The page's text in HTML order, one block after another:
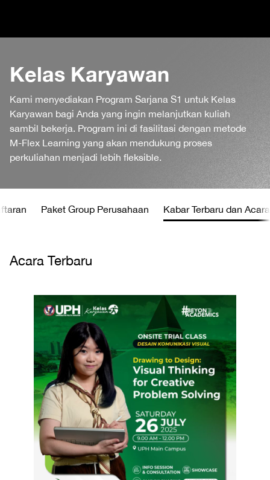
Kelas Karyawan
Kami menyediakan Program Sarjana S1 untuk Kelas
Karyawan bagi Anda yang ingin melanjutkan kuliah
sambil bekerja. Program ini di fasilitasi dengan metode
M-Flex Learning yang akan mendukung proses
perkuliahan menjadi lebih fleksible.
Paket Group Perusahaan Kabar Terbaru dan Acara
Acara Terbaru